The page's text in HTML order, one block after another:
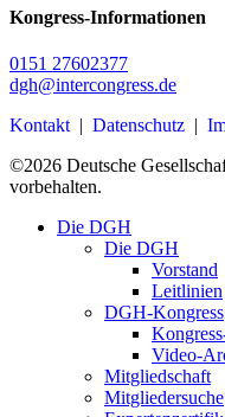
Kongress-Informationen
0151 27602377
dgh@intercongress.de
Kontakt | Datenschutz |
©2026 Deutsche
vorbehalten.
Close
Die DGH
Die DGH
Vorstand
Leitlinien
DGH-Kongress
Video-
Mitgliedschaft
Mitgliedersuche